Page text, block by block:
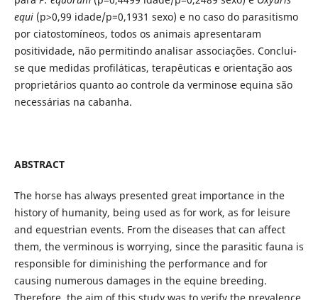
equi(p>0,99 idade/p=0,1931 sexo) e no caso do parasitismo
por ciatostomíneos, todos os animais apresentaram
positividade, não permitindo analisar associações. Conclui-
se que medidas profiláticas, terapêuticas e orientação aos
proprietários quanto ao controle da verminose equina são
necessárias na cabanha.
ABSTRACT
The horse has always presented great importance in the
history of humanity, being used as for work, as for leisure
and equestrian events. From the diseases that can affect
them, the verminous is worrying, since the parasitic fauna is
responsible for diminishing the performance and for
causing numerous damages in the equine breeding.